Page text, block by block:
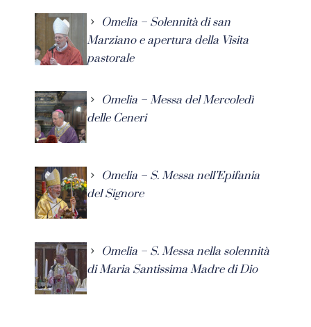
Omelia – Solennità di san
Marziano e apertura della Visita
pastorale
Omelia – Messa del Mercoledì
delle Ceneri
Omelia – S. Messa nell’Epifania
del Signore
Omelia – S. Messa nella solennità
di Maria Santissima Madre di Dio